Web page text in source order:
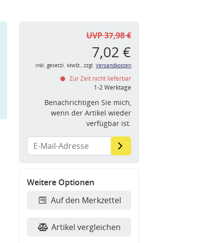
UVP 37,98 €
7,02 €
inkl. gesetzl. MwSt., zzgl. Versandkosten
Zur Zeit nicht lieferbar
1-2 Werktage
Benachrichtigen Sie mich,
wenn der Artikel wieder
verfügbar ist.
Weitere Optionen
Auf den Merkzettel
Artikel vergleichen